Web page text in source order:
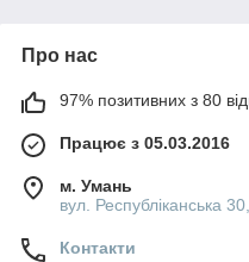
Про нас
97% позитивних з 80
Працює з 05.03.2016
м. Умань
вул. Республіканська
Контакти